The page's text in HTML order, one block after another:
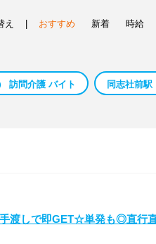
え おすすめ 新着 時給
訪問介護 バイト 同志社前駅
手渡しで即GET☆単発も◎直行